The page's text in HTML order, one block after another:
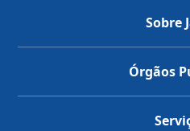
Sobre
Órgãos